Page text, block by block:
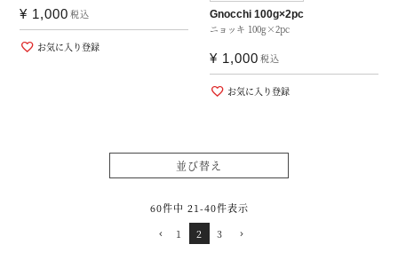
¥ 1,000 税込
お気に入り登録
ニョッキ 100g×2pc
Gnocchi 100g×2pc
¥ 1,000 税込
お気に入り登録
並び替え
60件中 21-40件表示
1
2 3